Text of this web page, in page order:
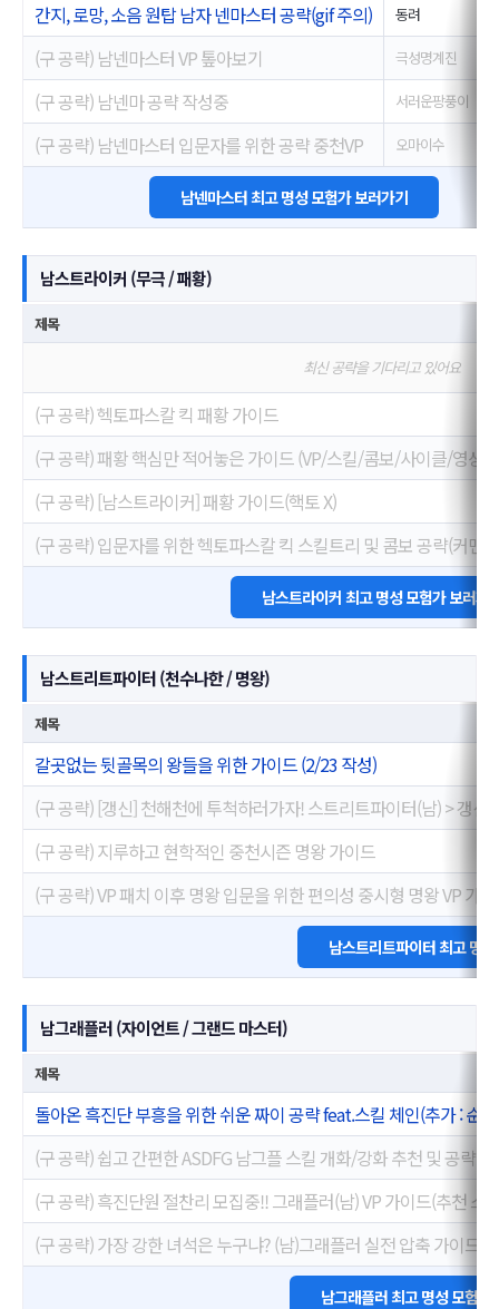
간지, 로망, 소음 원탑 남자 넨마스터 공략(gif 주의) 동려
(구 공략) 남넨마스터 VP 톺아보기 극성명계진
(구 공략) 남넨마 공략 작성중 서러운팡풍이
(구 공략) 남넨마스터 입문자를 위한 공략 중천VP 오마이수
남넨마스터 최고 명성 모험가 보러가기
남스트라이커 (무극 / 패황)
제목
최신 공략을 기다리고 있어요
(구 공략) 헥토파스칼 킥 패황 가이드
(구 공략) 패황 핵심만 적어놓은 가이드 (VP/스킬/콤보/사이클/영상)
(구 공략) [남스트라이커] 패황 가이드(핵토 X)
(구 공략) 입문자를 위한 헥토파스칼 킥 스킬트리 및 콤보 공략(커맨
남스트라이커 최고 명성 모험가 보러가
남스트리트파이터 (천수나한 / 명왕)
제목
갈곳없는 뒷골목의 왕들을 위한 가이드 (2/23 작성)
(구 공략) [갱신] 천해천에 투척하러가자! 스트리트파이터(남) > 갱신
(구 공략) 지루하고 현학적인 중천시즌 명왕 가이드
(구 공략) VP 패치 이후 명왕 입문을 위한 편의성 중시형 명왕 VP 가
남스트리트파이터 최고 명
남그래플러 (자이언트 / 그랜드 마스터)
제목
돌아온 흑진단 부흥을 위한 쉬운 짜이 공략 feat.스킬 체인(추가 : 순
(구 공략) 쉽고 간편한 ASDFG 남그플 스킬 개화/강화 추천 및 공략!!
(구 공략) 흑진단원 절찬리 모집중!! 그래플러(남) VP 가이드(추천 스
(구 공략) 가장 강한 녀석은 누구냐? (남)그래플러 실전 압축 가이드
남그래플러 최고 명성 모험가